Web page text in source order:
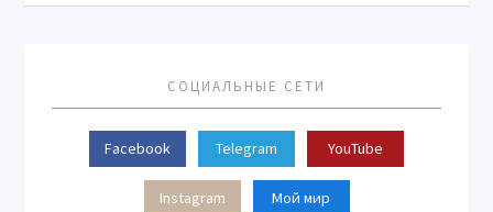
СОЦИАЛЬНЫЕ СЕТИ
Facebook Telegram YouTube
Instagram Мой мир